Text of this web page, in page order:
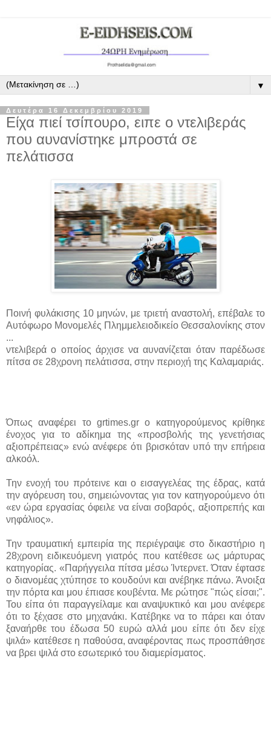
▼
Δευτέρα 16 Δεκεμβρίου 2019
Είχα πιεί τσίπουρο, ειπε ο ντελιβεράς
που αυνανίστηκε μπροστά σε
πελάτισσα
Ποινή φυλάκισης 10 μηνών, με τριετή αναστολή, επέβαλε το
Αυτόφωρο Μονομελές Πλημμελειοδικείο Θεσσαλονίκης στον
...
ντελιβερά ο οποίος άρχισε να αυνανίζεται όταν παρέδωσε
πίτσα σε 28χρονη πελάτισσα, στην περιοχή της Καλαμαριάς.
Όπως αναφέρει το grtimes.gr ο κατηγορούμενος κρίθηκε
ένοχος για το αδίκημα της «προσβολής της γενετήσιας
αξιοπρέπειας» ενώ ανέφερε ότι βρισκόταν υπό την επήρεια
αλκοόλ.
Την ενοχή του πρότεινε και ο εισαγγελέας της έδρας, κατά
την αγόρευση του, σημειώνοντας για τον κατηγορούμενο ότι
«εν ώρα εργασίας όφειλε να είναι σοβαρός, αξιοπρεπής και
νηφάλιος».
Την τραυματική εμπειρία της περιέγραψε στο δικαστήριο η
28χρονη ειδικευόμενη γιατρός που κατέθεσε ως μάρτυρας
κατηγορίας. «Παρήγγειλα πίτσα μέσω Ίντερνετ. Όταν έφτασε
ο διανομέας χτύπησε το κουδούνι και ανέβηκε πάνω. Άνοιξα
την πόρτα και μου έπιασε κουβέντα. Με ρώτησε "πώς είσαι;".
Του είπα ότι παραγγείλαμε και αναψυκτικό και μου ανέφερε
ότι το ξέχασε στο μηχανάκι. Κατέβηκε να το πάρει και όταν
ξαναήρθε του έδωσα 50 ευρώ αλλά μου είπε ότι δεν είχε
ψιλά» κατέθεσε η παθούσα, αναφέροντας πως προσπάθησε
να βρει ψιλά στο εσωτερικό του διαμερίσματος.